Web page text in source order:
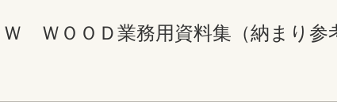
Ｗ ＷＯＯＤ業務用資料集（納まり参